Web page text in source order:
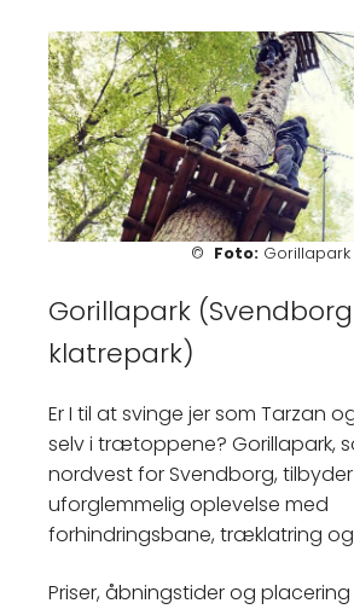
© Foto: Gorillapark
Gorillapark (Svendborg
klatrepark)
Er I til at svinge jer som Tarzan
selv i trætoppene? Gorillapark,
nordvest for Svendborg,
uforglemmelig oplevelse med
forhindringsbane, træklatring
Priser, åbningstider og